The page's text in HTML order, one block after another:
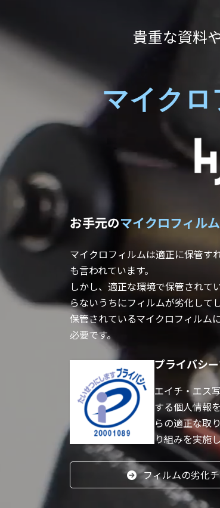
を
貴重な資料
マイクロ
お手元のマイクロフィルム
マイクロフィルムは適正に保管す
も言われています。
しかし、適正な環境で保管されて
らないうちにフィルムが劣化して
保管されているマイクロフィルム
必要です。
プライバシ
エイチ・エス
する個人情報
らの適正な取
り組みを実施し
フィルムの劣化